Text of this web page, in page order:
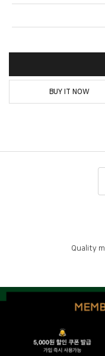
BUY IT NOW
Quality